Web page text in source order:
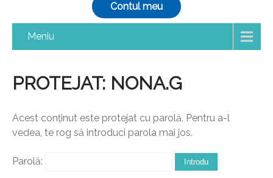
Contul meu
Meniu
PROTEJAT: NONA.G
Acest conținut este protejat cu parolă. Pentru a-l
vedea, te rog să introduci parola mai jos.
Parolă: